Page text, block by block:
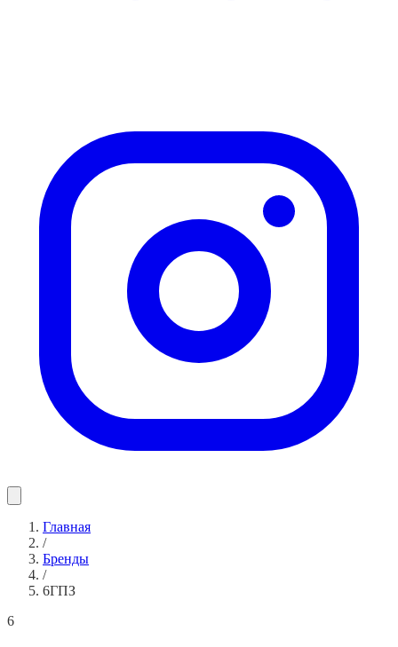
Главная
/
Бренды
/
6ГПЗ
6